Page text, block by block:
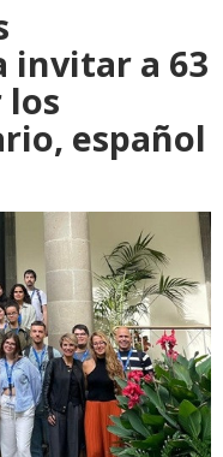
invitar a 63
los
español